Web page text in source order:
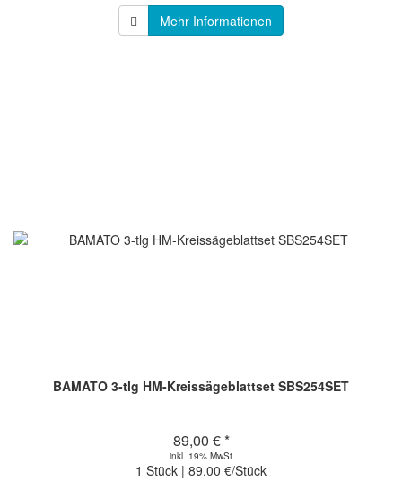
Mehr Informationen
BAMATO 3-tlg HM-Kreissägeblattset SBS254SET
89,00 € *
inkl. 19% MwSt
1 Stück | 89,00 €/Stück